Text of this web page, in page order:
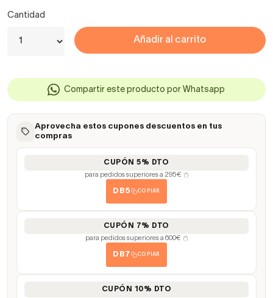
Cantidad
Añadir al carrito
Compartir este producto por Whatsapp
Aprovecha estos cupones descuentos en tus
compras
CUPÓN 5% DTO
para pedidos superiores a 295€ (*)
DB5 COPIAR
CUPÓN 7% DTO
para pedidos superiores a 600€ (*)
DB7 COPIAR
CUPÓN 10% DTO